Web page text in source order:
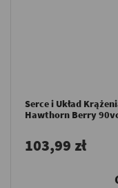
Serce i Układ
Hawthorn Berry
103,99 zł